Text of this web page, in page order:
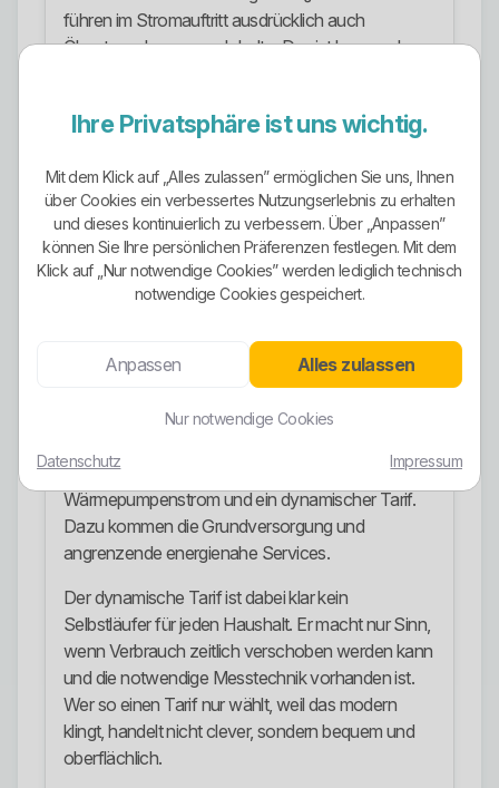
führen im Stromauftritt ausdrücklich auch
Ökostrom-bezogene Inhalte. Das ist besser als
Gleichzeitig gilt wie immer: Nicht jedes ökologische
Versprechen ist automatisch für jeden Tarif
identisch. Entscheidend ist der konkret gewählte
Vertrag und nicht nur der Unternehmensname.
Wer es genau wissen will, muss die
Stromkennzeichnung und das ausgewählte
Produkt zusammen lesen, statt sich von grünen
Begriffen einlullen zu lassen.
Stromangebote
Im Strombereich ist das Angebot für Privatkunden
breit genug, um mehrere typische
normale Haushaltsstromprodukte, Heizstrom,
Wärmepumpenstrom und ein dynamischer Tarif.
Dazu kommen die Grundversorgung und
angrenzende energienahe Services.
Der dynamische Tarif ist dabei klar kein
Selbstläufer für jeden Haushalt. Er macht nur Sinn,
wenn Verbrauch zeitlich verschoben werden kann
und die notwendige Messtechnik vorhanden ist.
Wer so einen Tarif nur wählt, weil das modern
klingt, handelt nicht clever, sondern bequem und
oberflächlich.
Ihre Privatsphäre ist uns wichtig.
Mit dem Klick auf „Alles zulassen” ermöglichen Sie uns, Ihnen
über Cookies ein verbessertes Nutzungserlebnis zu erhalten
und dieses kontinuierlich zu verbessern. Über „Anpassen”
können Sie Ihre persönlichen Präferenzen festlegen. Mit dem
Klick auf „Nur notwendige Cookies” werden lediglich technisch
notwendige Cookies gespeichert.
Anpassen Alles zulassen
Nur notwendige Cookies
Datenschutz Impressum